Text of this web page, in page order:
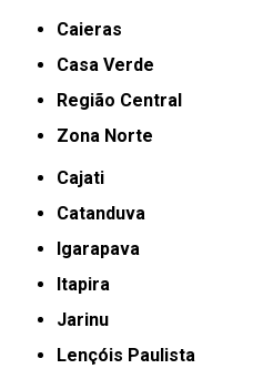
Caieras
Casa Verde
Região Central
Zona Norte
Cajati
Catanduva
Igarapava
Itapira
Jarinu
Lençóis Paulista